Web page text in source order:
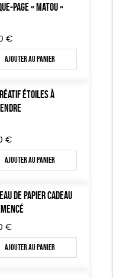
PAGE « MATOU »
€
Ajouter au panier
ÉTOILES À
€
Ajouter au panier
DE PAPIER CADEAU
€
Ajouter au panier